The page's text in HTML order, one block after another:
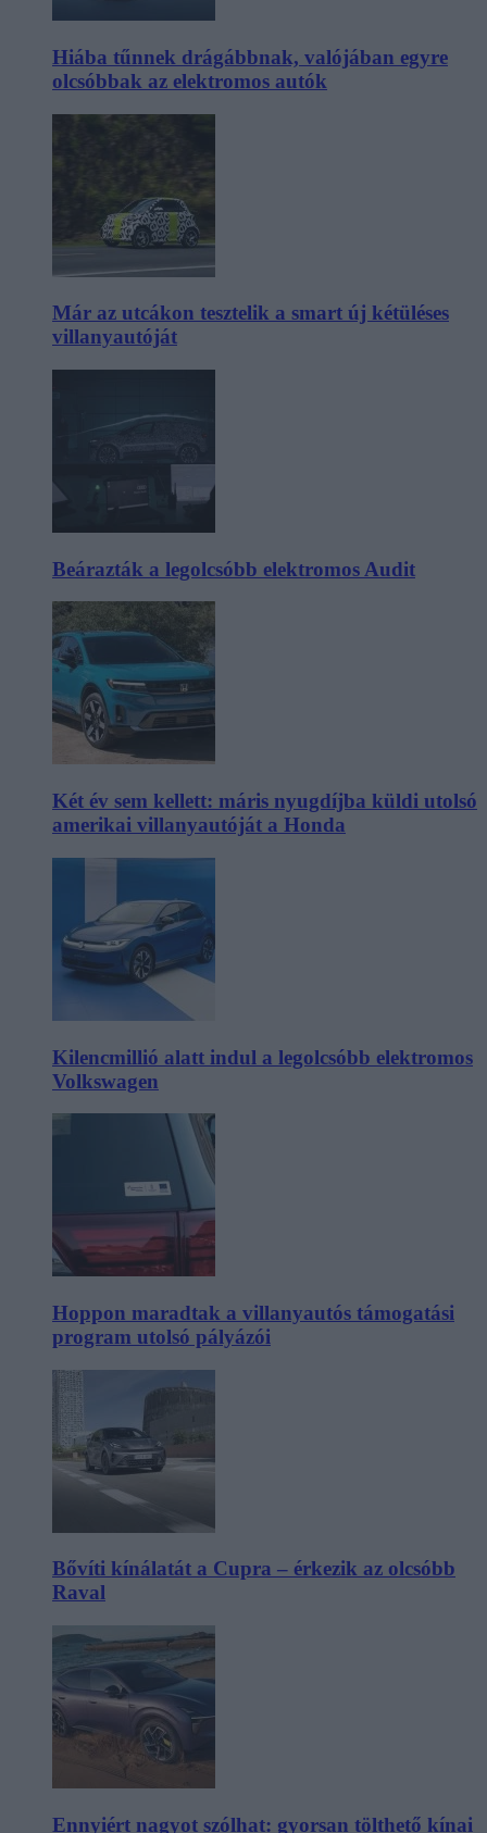
Hiába tűnnek drágábbnak, valójában egyre
olcsóbbak az elektromos autók
Már az utcákon tesztelik a smart új kétüléses
villanyautóját
Beárazták a legolcsóbb elektromos Audit
Két év sem kellett: máris nyugdíjba küldi utolsó
amerikai villanyautóját a Honda
Kilencmillió alatt indul a legolcsóbb elektromos
Volkswagen
Hoppon maradtak a villanyautós támogatási
program utolsó pályázói
Bővíti kínálatát a Cupra – érkezik az olcsóbb
Raval
Ennyiért nagyot szólhat: gyorsan tölthető kínai